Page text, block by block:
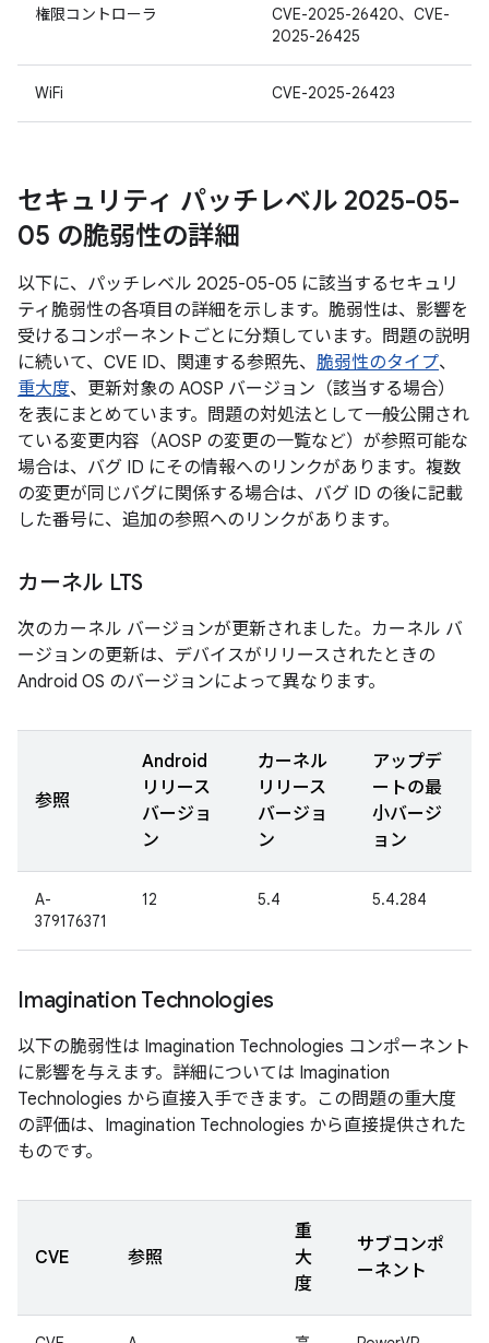
権限コントローラ
CVE-2025-26420、CVE-
2025-26425
WiFi CVE-2025-26423
セキュリティ パッチレベル 2025-05-
05 の脆弱性の詳細
以下に、パッチレベル 2025-05-05 に該当するセキュリ
ティ脆弱性の各項目の詳細を示します。脆弱性は、影響を
受けるコンポーネントごとに分類しています。問題の説明
に続いて、CVE ID、関連する参照先、 脆弱性のタイプ、
重大度、更新対象の AOSP バージョン（該当する場合）
を表にまとめています。問題の対処法として一般公開され
ている変更内容（AOSP の変更の一覧など）が参照可能な
場合は、バグ ID にその情報へのリンクがあります。複数
の変更が同じバグに関係する場合は、バグ ID の後に記載
した番号に、追加の参照へのリンクがあります。
カーネル LTS
次のカーネル バージョンが更新されました。カーネル バ
ージョンの更新は、デバイスがリリースされたときの
Android OS のバージョンによって異なります。
参照
Android
リリース
バージョ
ン
カーネル
リリース
バージョ
ン
アップデ
ートの最
小バージ
ョン
A-
379176371
12 5.4 5.4.284
Imagination Technologies
以下の脆弱性は Imagination Technologies コンポーネント
に影響を与えます。詳細については Imagination
Technologies から直接入手できます。この問題の重大度
の評価は、Imagination Technologies から直接提供された
ものです。
CVE 参照
重
大
度
サブコンポ
ーネント